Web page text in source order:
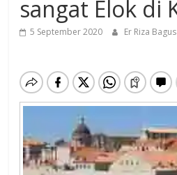
sangat Elok di
5 September 2020 Er Riza